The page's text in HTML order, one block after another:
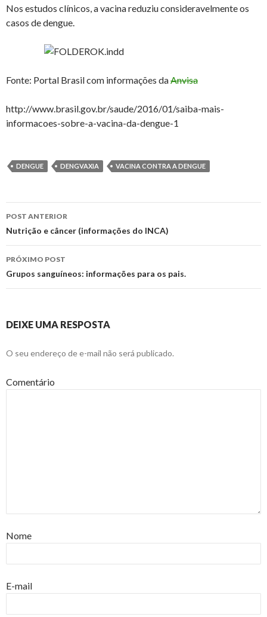
Nos estudos clínicos, a vacina reduziu consideravelmente os
casos de dengue.
Fonte: Portal Brasil com informações daAnvisa
http://www.brasil.gov.br/saude/2016/01/saiba-mais-
informacoes-sobre-a-vacina-da-dengue-1
DENGUE DENGVAXIA VACINA CONTRA A DENGUE
Navegação
de
posts
POST ANTERIOR
Nutrição e câncer (informações do INCA)
PRÓXIMO POST
Grupos sanguíneos: informações para os pais.
DEIXE UMA RESPOSTA
O seu endereço de e-mail não será publicado.
Comentário
Nome
E-mail